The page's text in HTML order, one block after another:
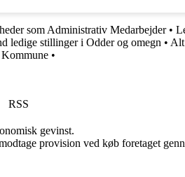
som Administrativ Medarbejder•
ledige stillinger i Odder og omegn • Alt
•
RSS
gevinst.
provision ved køb foretaget